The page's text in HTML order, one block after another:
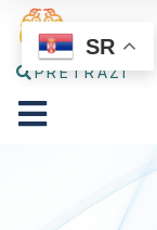
PRETRAŽI
SR